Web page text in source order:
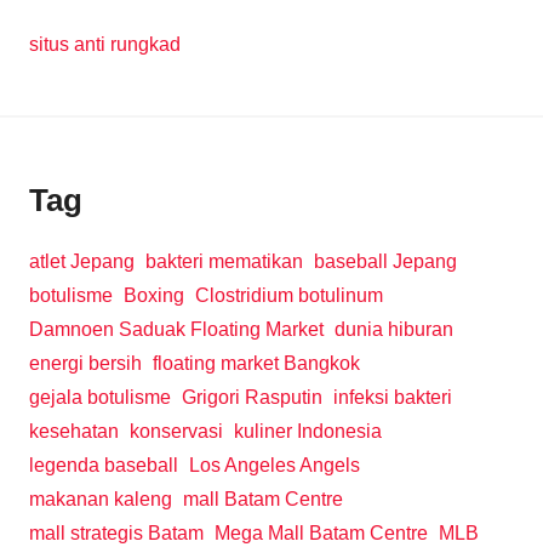
situs anti rungkad
Tag
atlet Jepang bakteri mematikan
baseball Jepang
botulisme
Boxing Clostridium botulinum
Damnoen Saduak Floating Market dunia hiburan
energi bersih floating market Bangkok
gejala botulisme Grigori Rasputin
infeksi bakteri
kesehatan
konservasi
kuliner Indonesia
legenda baseball
Los Angeles Angels
makanan kaleng
mall Batam Centre
mall strategis Batam
Mega Mall Batam Centre MLB